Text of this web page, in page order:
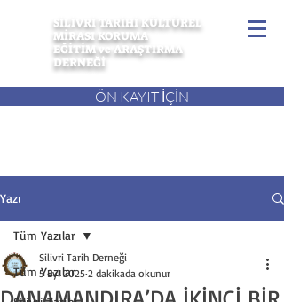
SİLİVRİ TARİHİ KÜLTÜREL
MİRASI KORUMA
EĞİTİM ve ARAŞTIRMA
DERNEĞİ
ÖN KAYIT İÇİN
Yazı
Tüm Yazılar
Tüm Yazılar
Silivri Tarih Derneği
5 Eyl 2025 2 dakikada okunur